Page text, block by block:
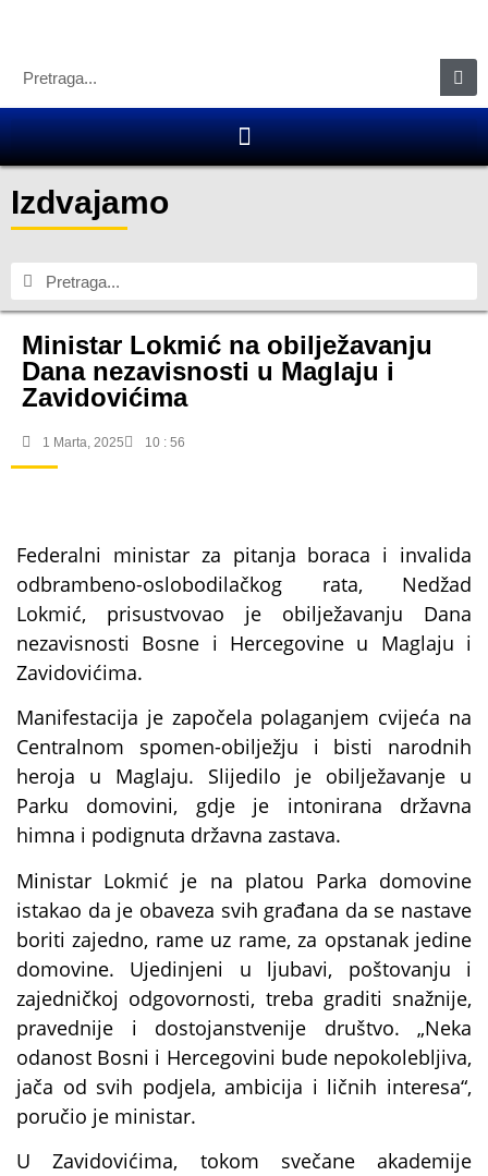
Izdvajamo
Ministar Lokmić na obilježavanju
Dana nezavisnosti u Maglaju i
Zavidovićima
1 Marta, 2025 10 : 56
Federalni ministar za pitanja boraca i invalida
odbrambeno-oslobodilačkog rata, Nedžad
Lokmić, prisustvovao je obilježavanju Dana
nezavisnosti Bosne i Hercegovine u Maglaju i
Zavidovićima.
Manifestacija je započela polaganjem cvijeća na
Centralnom spomen-obilježju i bisti narodnih
heroja u Maglaju. Slijedilo je obilježavanje u
Parku domovini, gdje je intonirana državna
himna i podignuta državna zastava.
Ministar Lokmić je na platou Parka domovine
istakao da je obaveza svih građana da se nastave
boriti zajedno, rame uz rame, za opstanak jedine
domovine. Ujedinjeni u ljubavi, poštovanju i
zajedničkoj odgovornosti, treba graditi snažnije,
pravednije i dostojanstvenije društvo. „Neka
odanost Bosni i Hercegovini bude nepokolebljiva,
jača od svih podjela, ambicija i ličnih interesa“,
poručio je ministar.
U Zavidovićima, tokom svečane akademije